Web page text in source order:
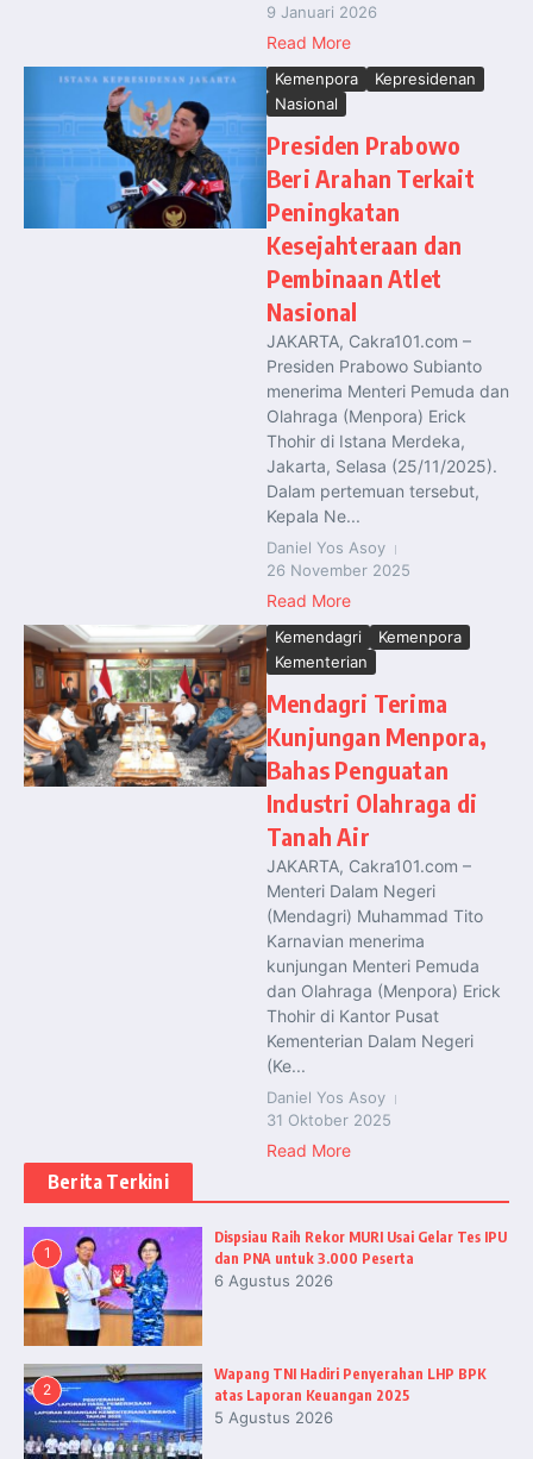
9 Januari 2026
Read More
Kemenpora
Kepresidenan
Nasional
Presiden Prabowo
Beri Arahan Terkait
Peningkatan
Kesejahteraan dan
Pembinaan Atlet
Nasional
JAKARTA, Cakra101.com –
Presiden Prabowo Subianto
menerima Menteri Pemuda dan
Olahraga (Menpora) Erick
Thohir di Istana Merdeka,
Jakarta, Selasa (25/11/2025).
Dalam pertemuan tersebut,
Kepala Ne...
Daniel Yos Asoy
26 November 2025
Read More
Kemendagri
Kemenpora
Kementerian
Mendagri Terima
Kunjungan Menpora,
Bahas Penguatan
Industri Olahraga di
Tanah Air
JAKARTA, Cakra101.com –
Menteri Dalam Negeri
(Mendagri) Muhammad Tito
Karnavian menerima
kunjungan Menteri Pemuda
dan Olahraga (Menpora) Erick
Thohir di Kantor Pusat
Kementerian Dalam Negeri
(Ke...
Daniel Yos Asoy
31 Oktober 2025
Read More
Berita Terkini
1
Dispsiau Raih Rekor MURI Usai Gelar Tes IPU
dan PNA untuk 3.000 Peserta
6 Agustus 2026
2
Wapang TNI Hadiri Penyerahan LHP BPK
atas Laporan Keuangan 2025
5 Agustus 2026